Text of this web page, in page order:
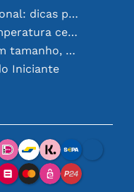
Soldando como um profissional: dicas para conexões eletrônicas perfeitas
Escolhendo o sensor de temperatura certo [youtube]
Baterias 18650: Pequenas em tamanho, grandes em desempenho
Iniciante